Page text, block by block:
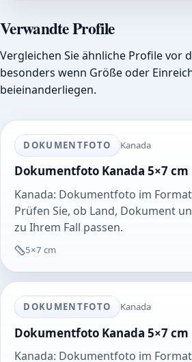
Verwandte Profile
Vergleichen Sie ähnliche Profile vor
besonders wenn Größe oder
beieinanderliegen.
DOKUMENTFOTO Kanada
Dokumentfoto Kanada 5×7 cm
Kanada: Dokumentfoto im
Prüfen Sie, ob Land, Dokument
zu Ihrem Fall passen.
5×7 cm
DOKUMENTFOTO Kanada
Dokumentfoto Kanada 5×7 cm
Kanada: Dokumentfoto im